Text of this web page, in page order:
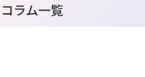
コラム一覧